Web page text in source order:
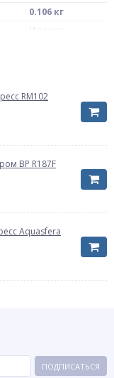
0.106 кг
1/2"
RM102
ВР R187F
Aquasfera
ПОДПИСАТЬСЯ